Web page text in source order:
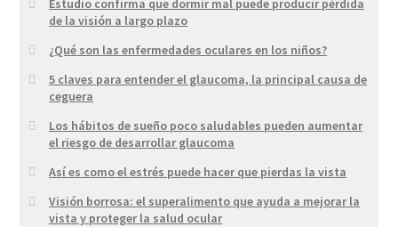
Estudio confirma que dormir mal puede producir pérdida
de la visión a largo plazo
¿Qué son las enfermedades oculares en los niños?
5 claves para entender el glaucoma, la principal causa de
ceguera
Los hábitos de sueño poco saludables pueden aumentar
el riesgo de desarrollar glaucoma
Así es como el estrés puede hacer que pierdas la vista
Visión borrosa: el superalimento que ayuda a mejorar la
vista y proteger la salud ocular